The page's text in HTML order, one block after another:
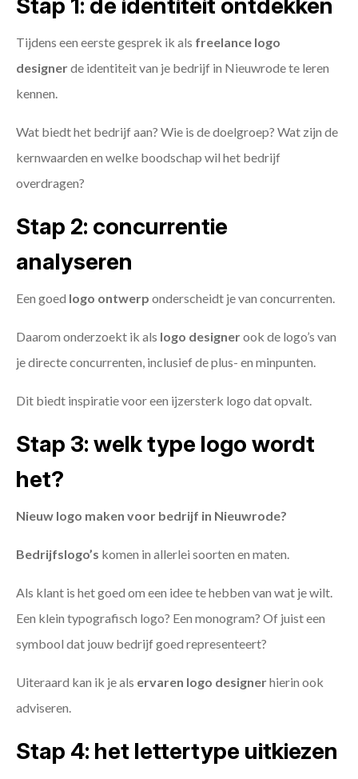
Stap 1: de identiteit ontdekken
Tijdens een eerste gesprek ik als freelance logo
designerde identiteit van je bedrijf in Nieuwrode te leren
kennen.
Wat biedt het bedrijf aan? Wie is de doelgroep? Wat zijn de
kernwaarden en welke boodschap wil het bedrijf
overdragen?
Stap 2: concurrentie
analyseren
Een goed logo ontwerp onderscheidt je van concurrenten.
Daarom onderzoekt ik als logo designerook de logo’s van
je directe concurrenten, inclusief de plus- en minpunten.
Dit biedt inspiratie voor een ijzersterk logo dat opvalt.
Stap 3: welk type logo wordt
het?
Nieuw logo maken voor bedrijf in Nieuwrode?
Bedrijfslogo’s komen in allerlei soorten en maten.
Als klant is het goed om een idee te hebben van wat je wilt.
Een klein typografisch logo? Een monogram? Of juist een
symbool dat jouw bedrijf goed representeert?
Uiteraard kan ik je als ervaren logo designerhierin ook
adviseren.
Stap 4: het lettertype uitkiezen